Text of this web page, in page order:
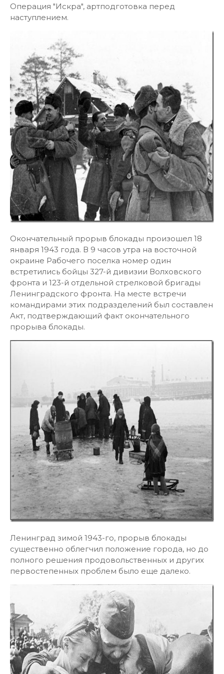
Операция "Искра", артподготовка перед
наступлением.
Окончательный прорыв блокады произошел 18
января 1943 года. В 9 часов утра на восточной
окраине Рабочего поселка номер один
встретились бойцы 327-й дивизии Волховского
фронта и 123-й отдельной стрелковой бригады
Ленинградского фронта. На месте встречи
командирами этих подразделений был составлен
Акт, подтверждающий факт окончательного
прорыва блокады.
Ленинград зимой 1943-го, прорыв блокады
существенно облегчил положение города, но до
полного решения продовольственных и других
первостепенных проблем было еще далеко.